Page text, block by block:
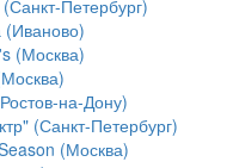
Петербург)
(Иваново)
(Москва)
на-Дону)
(Санкт-Петербург)
(Москва)